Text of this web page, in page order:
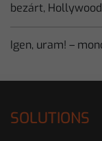
bezárt,
Igen, uram! –
SOLUTIONS